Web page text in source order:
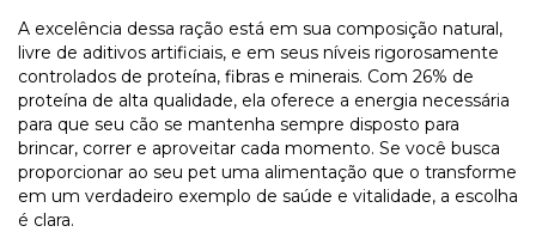
A excelência dessa ração está em sua composição natural,
livre de aditivos artificiais, e em seus níveis rigorosamente
controlados de proteína, fibras e minerais. Com 26% de
proteína de alta qualidade, ela oferece a energia necessária
para que seu cão se mantenha sempre disposto para
brincar, correr e aproveitar cada momento. Se você busca
proporcionar ao seu pet uma alimentação que o transforme
em um verdadeiro exemplo de saúde e vitalidade, a escolha
é clara.